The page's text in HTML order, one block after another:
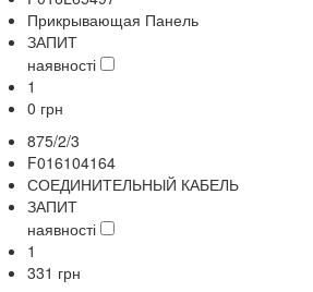
Прикрывающая Панель
ЗАПИТ
наявності
1
0 грн
875/2/3
F016104164
СОЕДИНИТЕЛЬНЫЙ КАБЕЛЬ
ЗАПИТ
наявності
1
331 грн